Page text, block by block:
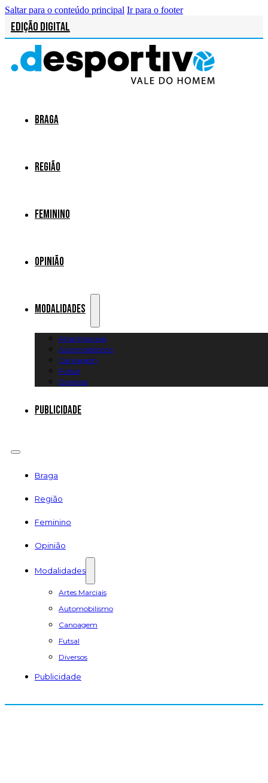
Saltar para o conteúdo principal Ir para o footer
Edição Digital
Braga
Região
Feminino
Opinião
Modalidades
Artes Marciais
Automobilismo
Canoagem
Futsal
Diversos
Publicidade
Braga
Região
Feminino
Opinião
Modalidades
Artes Marciais
Automobilismo
Canoagem
Futsal
Diversos
Publicidade